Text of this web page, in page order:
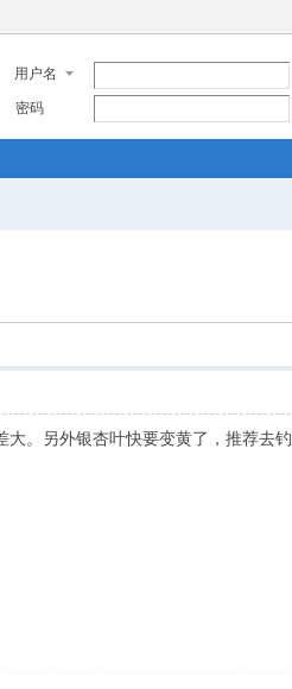
用户名
密码
。另外银杏叶快要变黄了，推荐去